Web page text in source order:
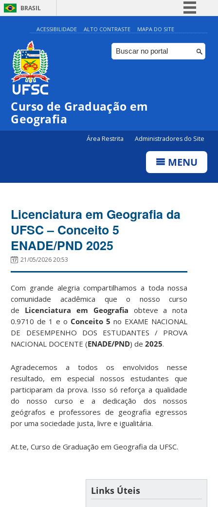
BRASIL
Simplifique!
Comunica BR
Participe
Canais
ACESSIBILIDADE ALTO CONTRASTE MAPA DO SITE
Curso de Graduação em
Geografia
Área Restrita Administradores do Site
MENU
Licenciatura em Geografia da
UFSC – Conceito 5
ENADE/PND 2025
21/05/2026 20:53
Com grande alegria compartilhamos a toda nossa
comunidade acadêmica que o nosso curso
de Licenciatura em Geografia obteve a nota
0.9710 de 1 e o Conceito 5 no EXAME NACIONAL
DE DESEMPENHO DOS ESTUDANTES / PROVA
NACIONAL DOCENTE (ENADE/PND) de2025.
Agradecemos a todos os envolvidos nesse
resultado, em especial nossos estudantes que
participaram da prova. Isso só reforça a qualidade
do nosso curso e a dedicação dos nossos
geógrafos e professores de geografia egressos
por uma sociedade justa, livre e igualitária.
At.te, Curso de Graduação em Geografia da UFSC.
Links Úteis